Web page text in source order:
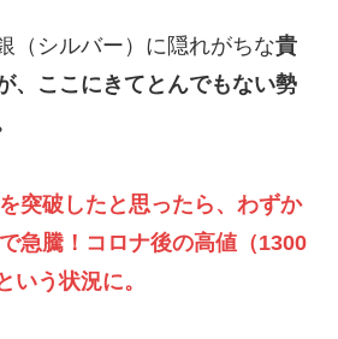
（シルバー）に隠れがちな貴
、ここにきてとんでもない勢
突破したと思ったら、わずか
急騰！コロナ後の高値（1300
いう状況に。